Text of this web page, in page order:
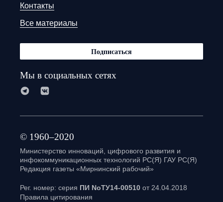
Контакты
Все материалы
Подписаться
Мы в социальных сетях
© 1960–2020
Министерство инноваций, цифрового развития и
инфокоммуникационных технологий РС(Я) ГАУ РС(Я)
Редакция газеты «Мирнинский рабочий»
Рег. номер: серия ПИ NoТУ14-00510 от 24.04.2018
Правила цитирования